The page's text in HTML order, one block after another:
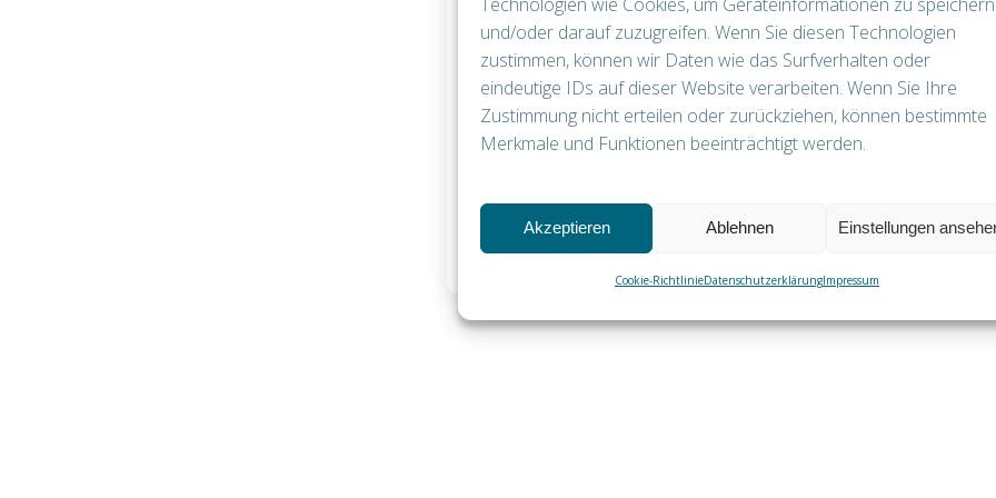
und/oder darauf zuzugreifen. Wenn Sie diesen Technologien
zustimmen, können wir Daten wie das Surfverhalten oder
eindeutige IDs auf dieser Website verarbeiten. Wenn Sie Ihre
Zustimmung nicht erteilen oder zurückziehen, können bestimmte
Merkmale und Funktionen beeinträchtigt werden.
Akzeptieren Ablehnen Einstellungen
Cookie-RichtlinieDatenschutzerklärungImpressum
Password
Remember Me Recover Password